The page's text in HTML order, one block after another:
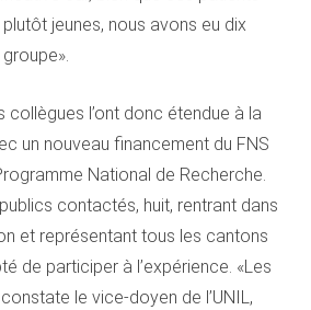
jeunes, nous avons eu dix
collègues l’ont donc étendue à la
un nouveau financement du FNS
National de Recherche.
contactés, huit, rentrant dans
et représentant tous les cantons
de participer à l’expérience. «Les
le vice-doyen de l’UNIL,